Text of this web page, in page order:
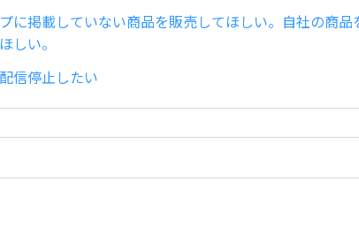
に掲載していない商品を販売してほしい。自社の商品
しい。
信停止したい